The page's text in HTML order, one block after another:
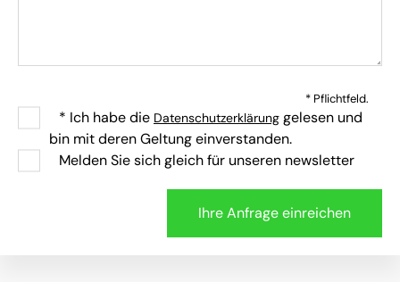
* Pflichtfeld.
* Ich habe die Datenschutzerklärung gelesen und
bin mit deren Geltung einverstanden.
Melden Sie sich gleich für unseren newsletter